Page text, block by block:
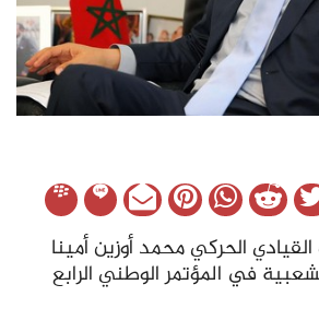
الحركي محمد أوزين أمينا
في المؤتمر الوطني الرابع